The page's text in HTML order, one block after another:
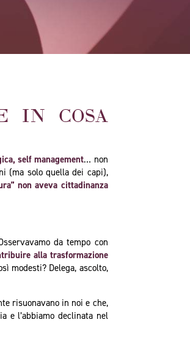
IN COSA
self management… non
(ma solo quella dei capi),
non aveva cittadinanza
da tempo con
alla trasformazione
modesti? Delega, ascolto,
risuonavano in noi e che,
e l’abbiamo declinata nel